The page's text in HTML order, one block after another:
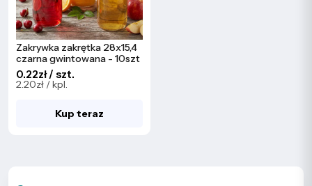
Zakrywka zakrętka 28x15,4
czarna gwintowana - 10szt
0.22zł / szt.
2.20zł / kpl.
Kup teraz